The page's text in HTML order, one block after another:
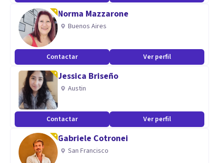
Aptitudes
Profesional comprometida con el acompañamiento de
todos los procesos para que puedas tener una vida más
tranquila y mejorar tu salud mental
Norma Mazzarone
Buenos Aires
Contactar Ver perfil
Jessica Briseño
Austin
Contactar Ver perfil
Gabriele Cotronei
San Francisco